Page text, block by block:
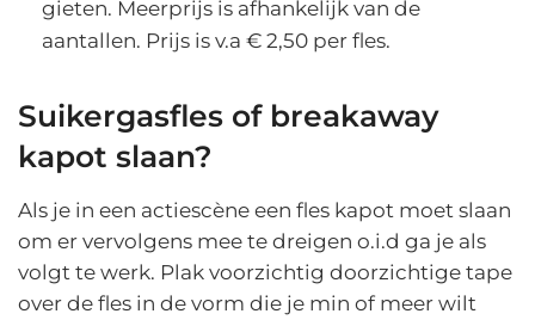
gieten. Meerprijs is afhankelijk van de
aantallen. Prijs is v.a € 2,50 per fles.
Suikergasfles of breakaway
kapot slaan?
Als je in een actiescène een fles kapot moet slaan
om er vervolgens mee te dreigen o.i.d ga je als
volgt te werk. Plak voorzichtig doorzichtige tape
over de fles in de vorm die je min of meer wilt